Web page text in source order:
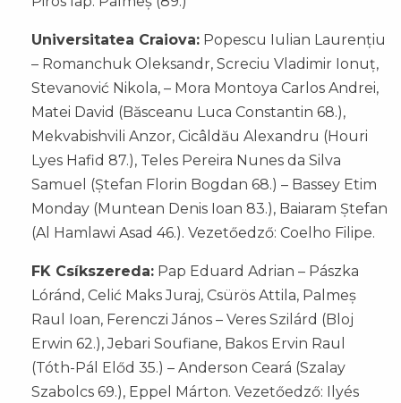
Universitatea Craiova: Popescu Iulian Laurențiu
– Romanchuk Oleksandr, Screciu Vladimir Ionuț,
Stevanović Nikola, – Mora Montoya Carlos Andrei,
Matei David (Băsceanu Luca Constantin 68.),
Mekvabishvili Anzor, Cicâldău Alexandru (Houri
Lyes Hafid 87.), Teles Pereira Nunes da Silva
Samuel (Ștefan Florin Bogdan 68.) – Bassey Etim
Monday (Muntean Denis Ioan 83.), Baiaram Ștefan
(Al Hamlawi Asad 46.). Vezetőedző: Coelho Filipe.
FK Csíkszereda: Pap Eduard Adrian – Pászka
Lóránd, Celić Maks Juraj, Csürös Attila, Palmeș
Raul Ioan, Ferenczi János – Veres Szilárd (Bloj
Erwin 62.), Jebari Soufiane, Bakos Ervin Raul
(Tóth-Pál Előd 35.) – Anderson Ceará (Szalay
Szabolcs 69.), Eppel Márton. Vezetőedző: Ilyés